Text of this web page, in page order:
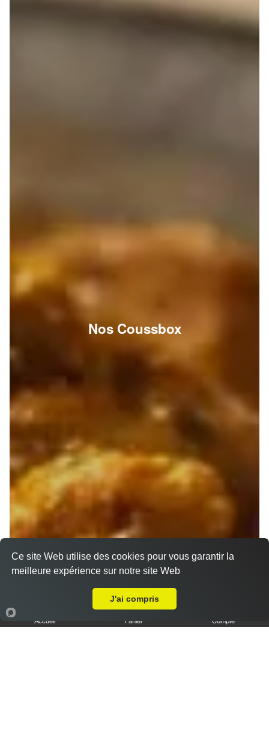
Nos Coussbox
Accueil Panier Compte
Ce site Web utilise des cookies pour vous garantir la
meilleure expérience sur notre site Web
J'ai compris